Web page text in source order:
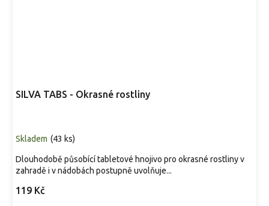
SILVA TABS - Okrasné rostliny
Skladem (43 ks)
119 Kč
Dlouhodobě působící tabletové hnojivo pro okrasné rostliny v
zahradě i v nádobách postupně uvolňuje...